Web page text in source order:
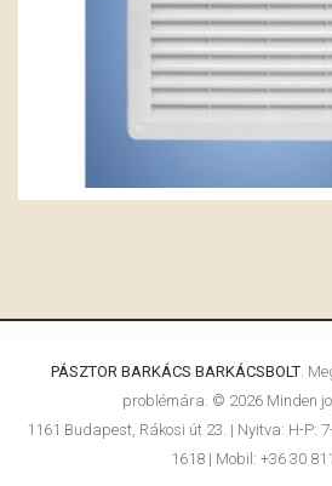
PÁSZTOR BARKÁCS BARKÁCSBOLT.
problémára. © 2026 Minden
1161 Budapest, Rákosi út 23. | Nyitva: H-P:
1618 | Mobil: +36 30